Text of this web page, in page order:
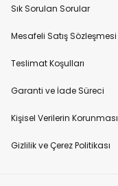
Sık Sorulan Sorular
Mesafeli Satış Sözleşmesi
Teslimat Koşulları
Garanti ve İade Süreci
Kişisel Verilerin Korunması
Gizlilik ve Çerez Politikası